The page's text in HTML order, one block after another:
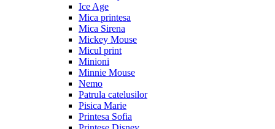
Ice Age
Mica printesa
Mica Sirena
Mickey Mouse
Micul print
Minioni
Minnie Mouse
Nemo
Patrula catelusilor
Pisica Marie
Printesa Sofia